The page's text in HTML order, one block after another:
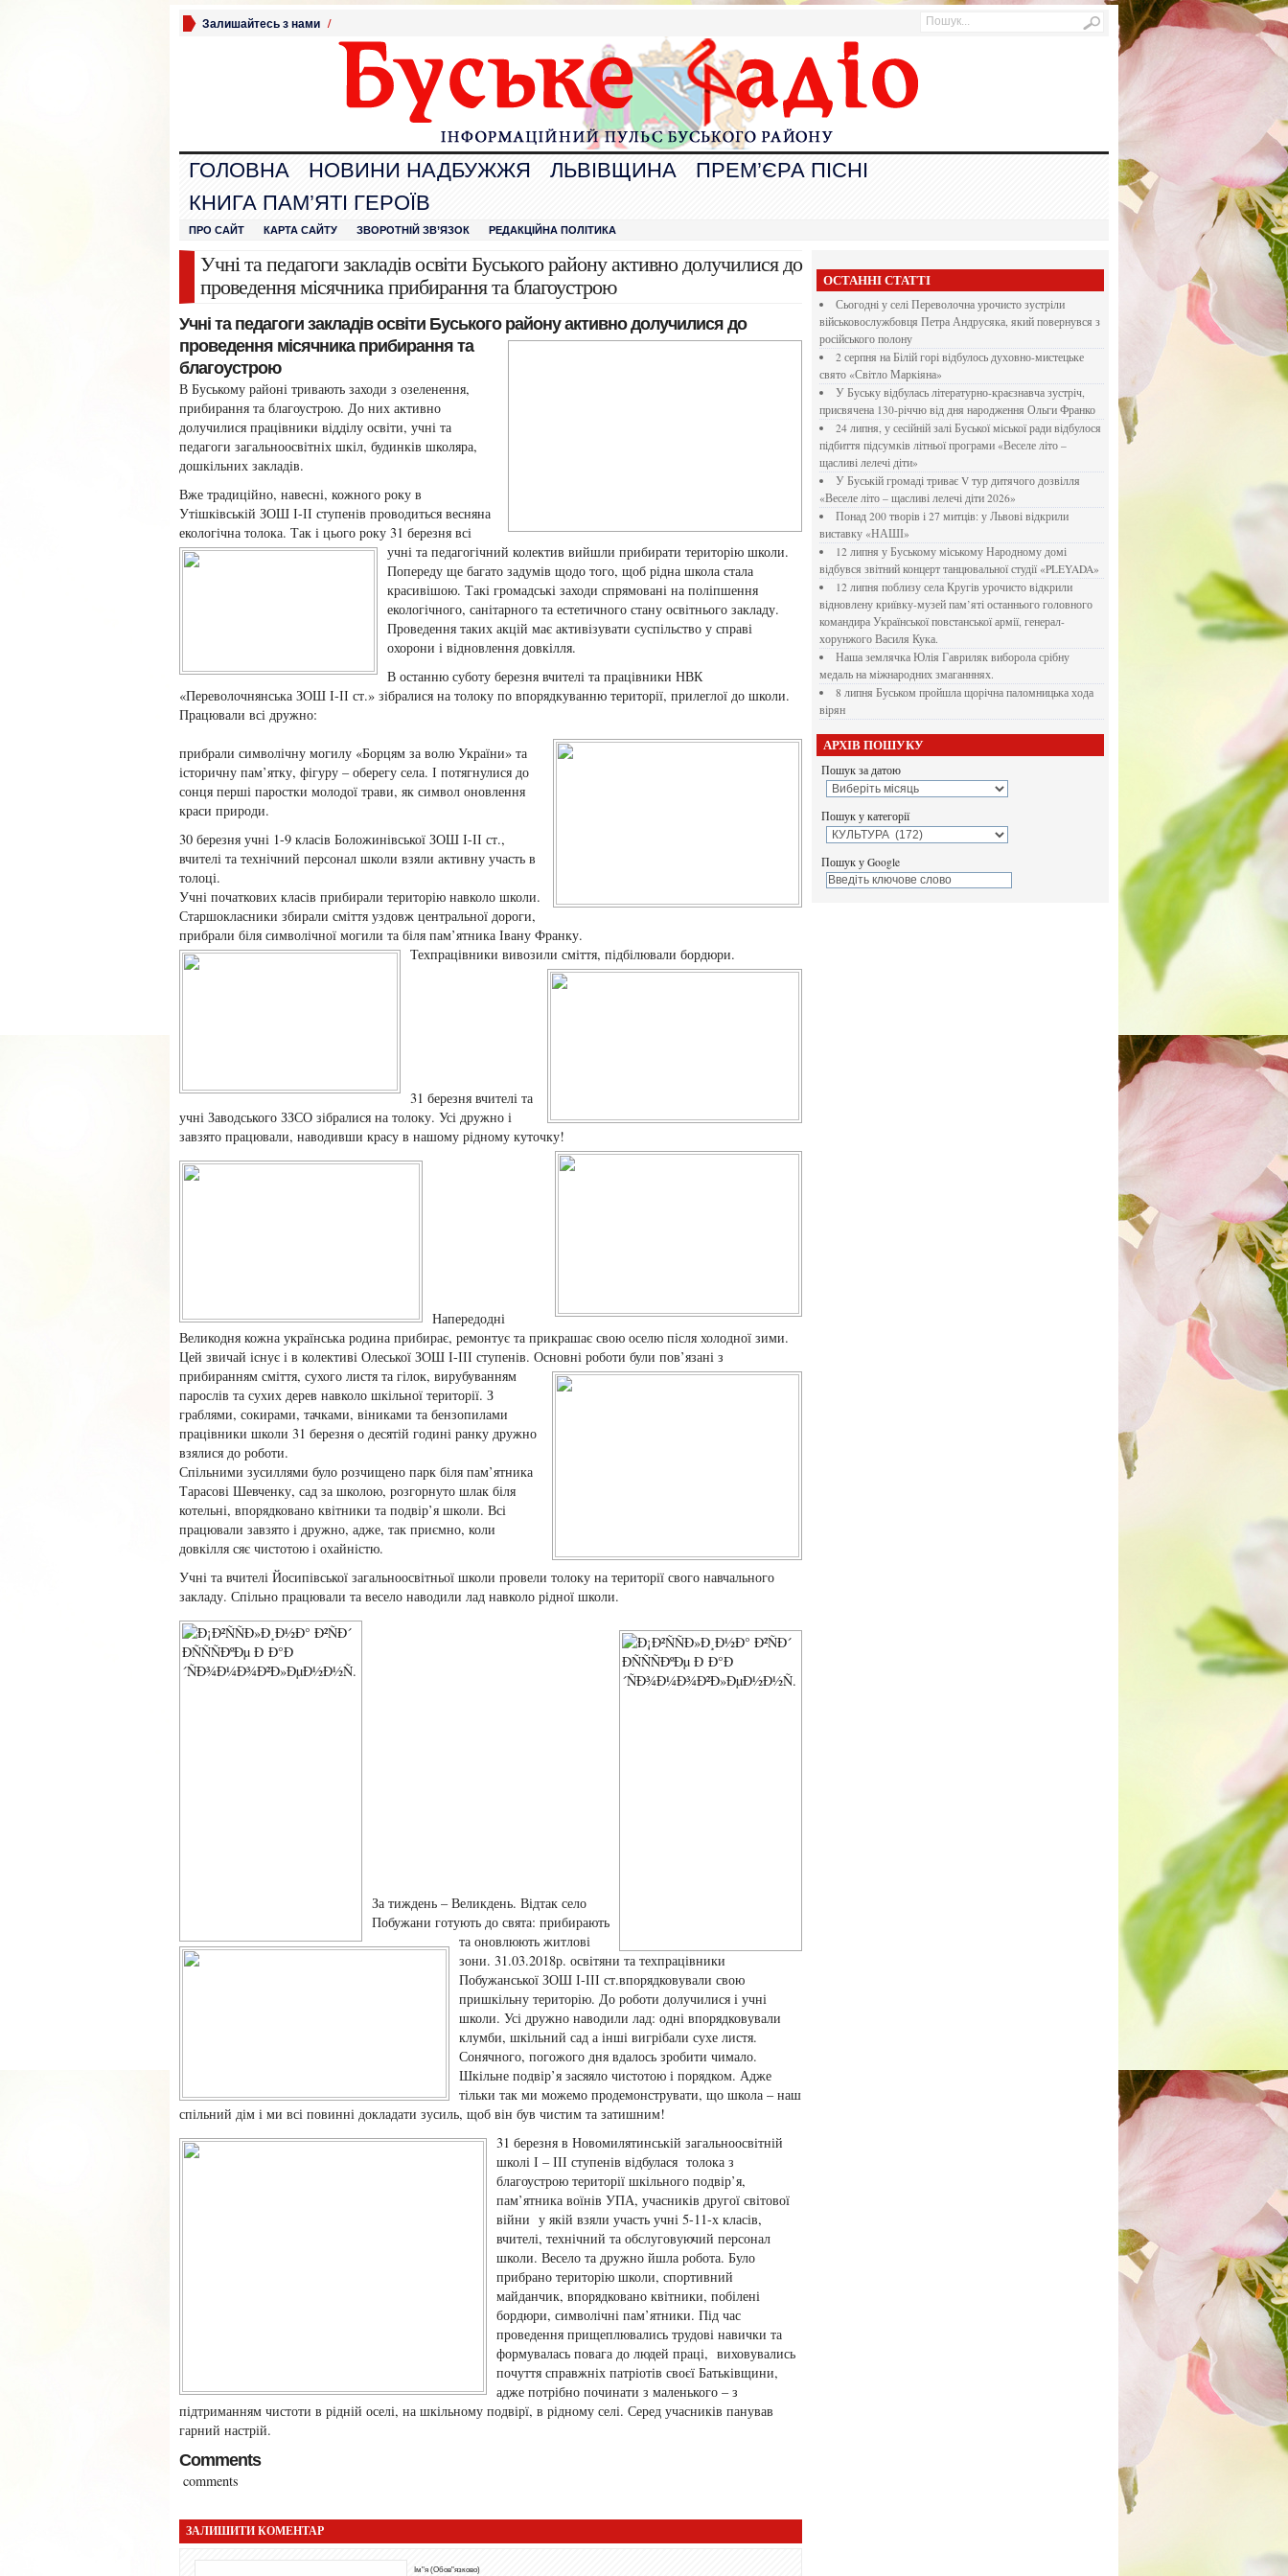
Залишайтесь з нами /
ГОЛОВНА НОВИНИ НАДБУЖЖЯ ЛЬВІВЩИНА
ПРЕМ’ЄРА ПІСНІ
КНИГА ПАМ’ЯТІ ГЕРОЇВ
ПРО САЙТ КАРТА САЙТУ ЗВОРОТНІЙ ЗВ’ЯЗОК РЕДАКЦІЙНА ПОЛІТИКА
Учні та педагоги закладів освіти Буського району активно долучилися до
проведення місячника прибирання та благоустрою
Учні та педагоги закладів освіти Буського району активно долучилися до
проведення місячника прибирання та
благоустрою
В Буському районі тривають заходи з озеленення,
прибирання та благоустрою. До них активно
долучилися працівники відділу освіти, учні та
педагоги загальноосвітніх шкіл, будинків школяра,
дошкільних закладів.
Вже традиційно, навесні, кожного року в
Утішківській ЗОШ І-ІІ ступенів проводиться весняна
екологічна толока. Так і цього року 31 березня всі
учні та педагогічний колектив вийшли прибирати територію школи.
Попереду ще багато задумів щодо того, щоб рідна школа стала
красивішою. Такі громадські заходи спрямовані на поліпшення
екологічного, санітарного та естетичного стану освітнього закладу.
Проведення таких акцій має активізувати суспільство у справі
охорони і відновлення довкілля.
В останню суботу березня вчителі та працівники НВК
«Переволочнянська ЗОШ І-ІІ ст.» зібралися на толоку по впорядкуванню території, прилеглої до школи.
Працювали всі дружно:
прибрали символічну могилу «Борцям за волю України» та
історичну пам’ятку, фігуру – оберегу села. І потягнулися до
сонця перші паростки молодої трави, як символ оновлення
краси природи.
30 березня учні 1-9 класів Боложинівської ЗОШ І-ІІ ст.,
вчителі та технічний персонал школи взяли активну участь в
толоці.
Учні початкових класів прибирали територію навколо школи.
Старшокласники збирали сміття уздовж центральної дороги,
прибрали біля символічної могили та біля пам’ятника Івану Франку.
Техпрацівники вивозили сміття, підбілювали бордюри.
31 березня вчителі та
учні Заводського ЗЗСО зібралися на толоку. Усі дружно і
завзято працювали, наводивши красу в нашому рідному куточку!
Напередодні
Великодня кожна українська родина прибирає, ремонтує та прикрашає свою оселю після холодної зими.
Цей звичай існує і в колективі Олеської ЗОШ І-ІІІ ступенів. Основні роботи були пов’язані з
прибиранням сміття, сухого листя та гілок, вирубуванням
парослів та сухих дерев навколо шкільної території. З
граблями, сокирами, тачками, віниками та бензопилами
працівники школи 31 березня о десятій годині ранку дружно
взялися до роботи.
Спільними зусиллями було розчищено парк біля пам’ятника
Тарасові Шевченку, сад за школою, розгорнуто шлак біля
котельні, впорядковано квітники та подвір’я школи. Всі
працювали завзято і дружно, адже, так приємно, коли
довкілля сяє чистотою і охайністю.
Учні та вчителі Йосипівської загальноосвітньої школи провели толоку на території свого навчального
закладу. Спільно працювали та весело наводили лад навколо рідної школи.
За тиждень – Великдень. Відтак село
Побужани готують до свята: прибирають
та оновлюють житлові
зони. 31.03.2018р. освітяни та техпрацівники
Побужанської ЗОШ І-ІІІ ст.впорядковували свою
пришкільну територію. До роботи долучилися і учні
школи. Усі дружно наводили лад: одні впорядковували
клумби, шкільний сад а інші вигрібали сухе листя.
Сонячного, погожого дня вдалось зробити чимало.
Шкільне подвір’я засяяло чистотою і порядком. Адже
тільки так ми можемо продемонструвати, що школа – наш
спільний дім і ми всі повинні докладати зусиль, щоб він був чистим та затишним!
31 березня в Новомилятинській загальноосвітній
школі І – ІІІ ступенів відбулася толока з
благоустрою території шкільного подвір’я,
пам’ятника воїнів УПА, учасників другої світової
війни у якій взяли участь учні 5-11-х класів,
вчителі, технічний та обслуговуючий персонал
школи. Весело та дружно йшла робота. Було
прибрано територію школи, спортивний
майданчик, впорядковано квітники, побілені
бордюри, символічні пам’ятники. Під час
проведення прищеплювались трудові навички та
формувалась повага до людей праці, виховувались
почуття справжніх патріотів своєї Батьківщини,
адже потрібно починати з маленького – з
підтриманням чистоти в рідній оселі, на шкільному подвірї, в рідному селі. Серед учасників панував
гарний настрій.
Comments
comments
ЗАЛИШИТИ КОМЕНТАР
Ім"я (Обов"язково)
ОСТАННІ СТАТТІ
Сьогодні у селі Переволочна урочисто зустріли
військовослужбовця Петра Андрусяка, який повернувся з
російського полону
2 серпня на Білій горі відбулось духовно-мистецьке
свято «Світло Маркіяна»
У Буську відбулась літературно-краєзнавча зустріч,
присвячена 130-річчю від дня народження Ольги Франко
24 липня, у сесійній залі Буської міської ради відбулося
підбиття підсумків літньої програми «Веселе літо –
щасливі лелечі діти»
У Буській громаді триває V тур дитячого дозвілля
«Веселе літо – щасливі лелечі діти 2026»
Понад 200 творів і 27 митців: у Львові відкрили
виставку «НАШІ»
12 липня у Буському міському Народному домі
відбувся звітний концерт танцювальної студії «PLEYADA»
12 липня поблизу села Кругів урочисто відкрили
відновлену криївку-музей пам’яті останнього головного
командира Української повстанської армії, генерал-
хорунжого Василя Кука.
Наша землячка Юлія Гавриляк виборола срібну
медаль на міжнародних змаганннях.
8 липня Буськом пройшла щорічна паломницька хода
вірян
АРХІВ ПОШУКУ
Пошук за датою
Пошук у категорії
Пошук у Google